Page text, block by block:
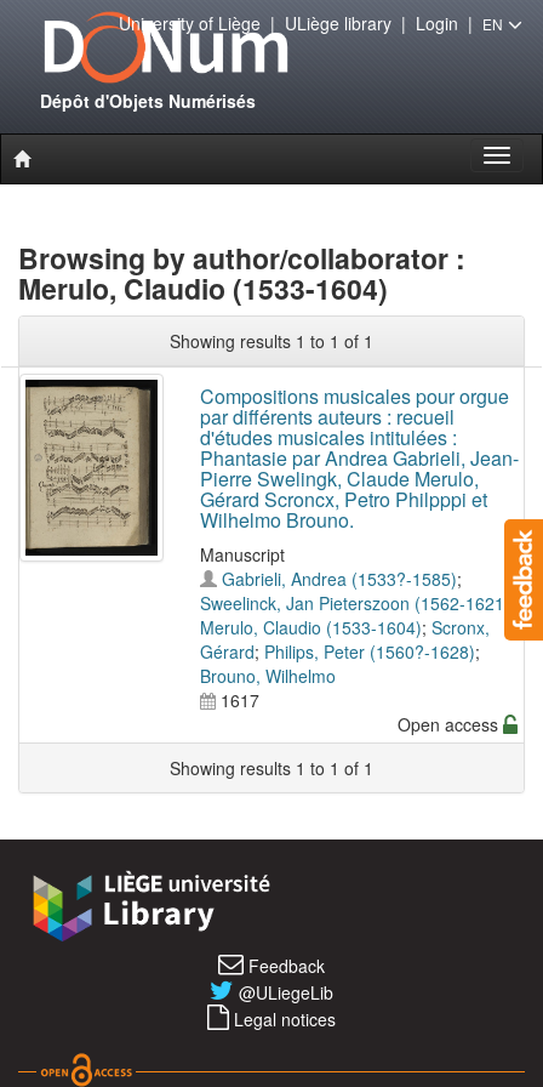
Dépôt d'Objets Numérisés
University of Liège| ULiège library| Login | EN
Browsing by author/collaborator :
Merulo, Claudio (1533-1604)
Showing results 1 to 1 of 1
Compositions musicales pour orgue
par différents auteurs : recueil
d'études musicales intitulées :
Phantasie par Andrea Gabrieli, Jean-
Pierre Swelingk, Claude Merulo,
Gérard Scroncx, Petro Philpppi et
Wilhelmo Brouno.
Manuscript
Gabrieli, Andrea (1533?-1585);
Sweelinck, Jan Pieterszoon (1562-1621)
Merulo, Claudio (1533-1604); Scronx,
Gérard; Philips, Peter (1560?-1628);
Brouno, Wilhelmo
1617
Open access
Showing results 1 to 1 of 1
Feedback
@ULiegeLib
Legal notices